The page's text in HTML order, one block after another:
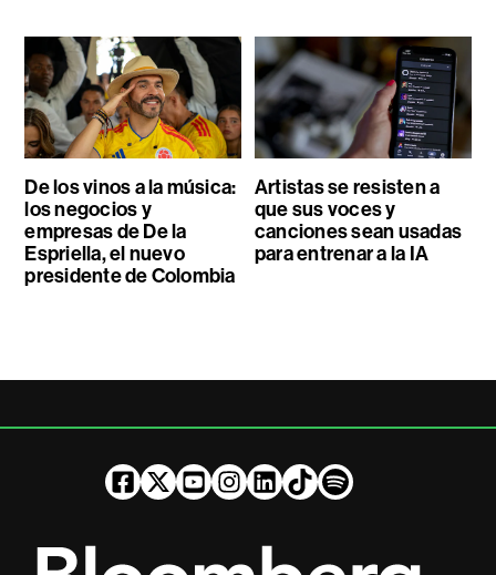
De los vinos a la música:
los negocios y
empresas de De la
Espriella, el nuevo
presidente de Colombia
Artistas se resisten a
que sus voces y
canciones sean usadas
para entrenar a la IA